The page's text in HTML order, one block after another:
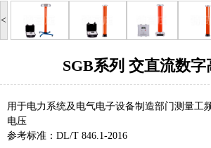
<
SGB系列 交直流数字
用于电力系统及电气电子设备制造部门测量工
电压
参考标准：DL/T 846.1-2016